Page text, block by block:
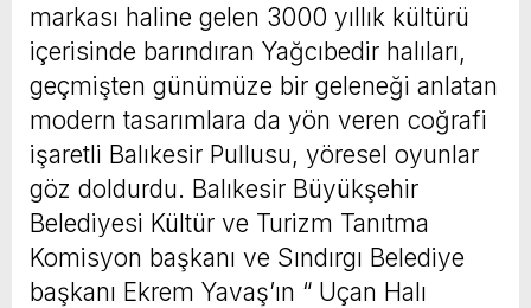
markası haline gelen 3000 yıllık kültürü
içerisinde barındıran Yağcıbedir halıları,
geçmişten günümüze bir geleneği anlatan
modern tasarımlara da yön veren coğrafi
işaretli Balıkesir Pullusu, yöresel oyunlar
göz doldurdu. Balıkesir Büyükşehir
Belediyesi Kültür ve Turizm Tanıtma
Komisyon başkanı ve Sındırgı Belediye
başkanı Ekrem Yavaş’ın “ Uçan Halı